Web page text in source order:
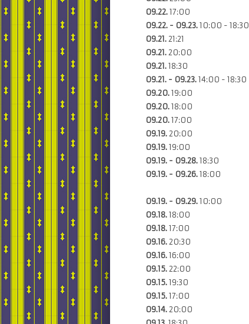
09.22.17:00
09.22. - 09.23.10:00 - 18:30
09.21.21:21
09.21.20:00
09.21.18:30
09.21. - 09.23.14:00 - 18:30
09.20.19:00
09.20.18:00
09.20.17:00
09.19.20:00
09.19.19:00
09.19. - 09.28.18:30
09.19. - 09.26.18:00
09.19. - 09.29.10:00
09.18.18:00
09.18.17:00
09.16.20:30
09.16.16:00
09.15.22:00
09.15.19:30
09.15.17:00
09.14.20:00